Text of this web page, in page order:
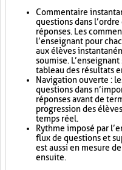
Commentaire
questions dans
réponses. Les
l’enseignant pour
aux élèves
soumise.
tableau des résultats
Navigation ouverte :
questions dans
réponses avant de
progression des
temps réel.
Rythme imposé par
flux de questions et
est aussi en mesure
ensuite.